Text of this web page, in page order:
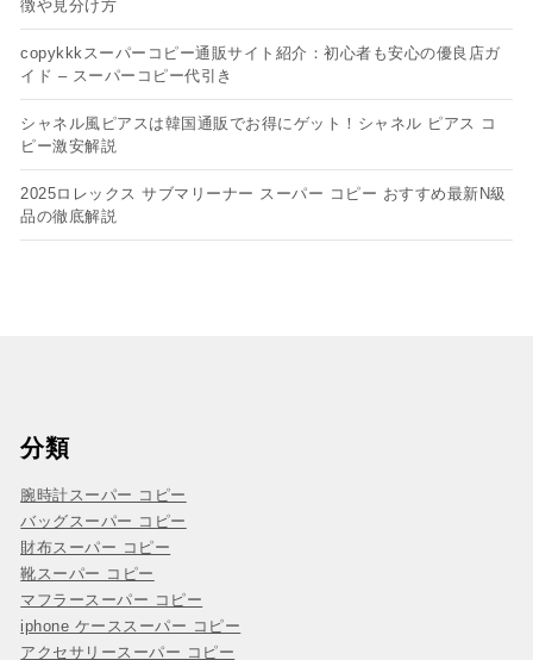
徴や見分け方
copykkkスーパーコピー通販サイト紹介：初心者も安心の優良店ガ
イド – スーパーコピー代引き
シャネル風ピアスは韓国通販でお得にゲット！シャネル ピアス コ
ピー​激安解説
2025ロレックス サブマリーナー スーパー コピー おすすめ最新N級
品の徹底解説
分類
腕時計スーパー コピー
バッグスーパー コピー
財布スーパー コピー
靴スーパー コピー
マフラースーパー コピー
iphone ケーススーパー コピー
アクセサリースーパー コピー